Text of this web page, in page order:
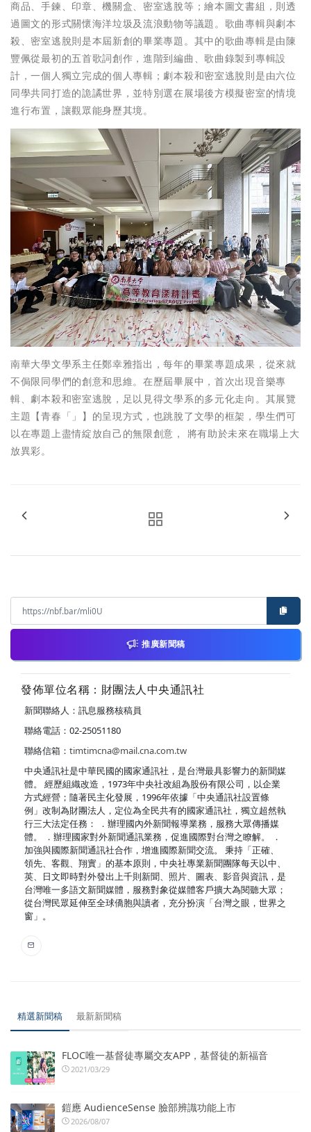
商品、手鍊、印章、機關盒、密室逃脫等；繪本圖文書組，則透
過圖文的形式關懷海洋垃圾及流浪動物等議題。歌曲專輯與劇本
殺、密室逃脫則是本屆新創的畢業專題。其中的歌曲專輯是由陳
豐佩從最初的五首歌詞創作，進階到編曲、歌曲錄製到專輯設
計，一個人獨立完成的個人專輯；劇本殺和密室逃脫則是由六位
同學共同打造的詭譎世界，並特別選在展場後方模擬密室的情境
進行布置，讓觀眾能身歷其境。
南華大學文學系主任鄭幸雅指出，每年的畢業專題成果，從來就
不侷限同學們的創意和思維。在歷屆畢展中，首次出現音樂專
輯、劇本殺和密室逃脫，足以見得文學系的多元化走向。其展覽
主題【青春「」】的呈現方式，也跳脫了文學的框架，學生們可
以在專題上盡情綻放自己的無限創意， 將有助於未來在職場上大
放異彩。
推廣新聞稿
發佈單位名稱：財團法人中央通訊社
新聞聯絡人：訊息服務核稿員
聯絡電話：02-25051180
聯絡信箱： timtimcna@mail.cna.com.tw
中央通訊社是中華民國的國家通訊社，是台灣最具影響力的新聞媒
體。 經歷組織改造，1973年中央社改組為股份有限公司，以企業
方式經營；隨著民主化發展，1996年依據「中央通訊社設置條
例」改制為財團法人，定位為全民共有的國家通訊社，獨立超然執
行三大法定任務： ．辦理國內外新聞報導業務，服務大眾傳播媒
體。 ．辦理國家對外新聞通訊業務，促進國際對台灣之瞭解。 ．
加強與國際新聞通訊社合作，增進國際新聞交流。 秉持「正確、
領先、客觀、翔實」的基本原則，中央社專業新聞團隊每天以中、
英、日文即時對外發出上千則新聞、照片、圖表、影音與資訊，是
台灣唯一多語文新聞媒體，服務對象從媒體客戶擴大為閱聽大眾；
從台灣民眾延伸至全球僑胞與讀者，充分扮演「台灣之眼，世界之
窗」。
精選新聞稿 最新新聞稿
FLOC唯一基督徒專屬交友APP，基督徒的新福音
2021/03/29
鎧應 AudienceSense 臉部辨識功能上市
2026/08/07